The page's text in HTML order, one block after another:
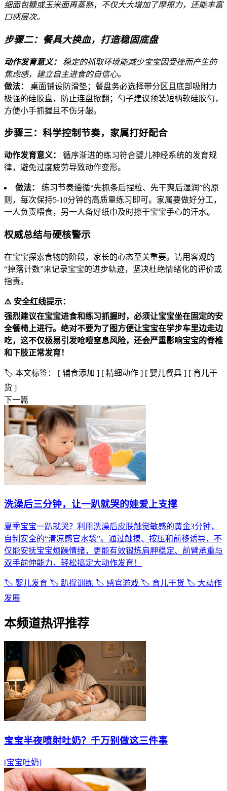
细面包糠或玉米面再蒸熟，不仅大大增加了摩擦力，还能丰富
口感层次。
步骤二：餐具大换血，打造稳固底盘
动作发育意义：
稳定的抓取环境能减少宝宝因受挫而产生的
焦虑感，建立自主进食的自信心。
做法：
桌面铺设防滑垫；餐盘务必选择带分区且底部吸附力
极强的硅胶盘，防止连盘掀翻；勺子建议预装短柄软硅胶勺，
方便小手抓握且不伤牙龈。
步骤三：科学控制节奏，家属打好配合
动作发育意义：
循序渐进的练习符合婴儿神经系统的发育规
律，避免过度疲劳导致动作变形。
做法：
练习节奏遵循“先抓条后捏粒、先干爽后湿润”的原
则，每次保持5-10分钟的高质量练习即可。家属要做好分工，
一人负责喂食，另一人备好纸巾及时擦干宝宝手心的汗水。
权威总结与硬核警示
在宝宝探索食物的阶段，家长的心态至关重要。请用客观的
“掉落计数”来记录宝宝的进步轨迹，坚决杜绝情绪化的评价或
指责。
⚠️ 安全红线提示：
强烈建议在宝宝进食和练习抓握时，必须让宝宝坐在固定的安
全餐椅上进行。绝对不要为了图方便让宝宝在学步车里边走边
吃，这不仅极易引发呛噎窒息风险，还会严重影响宝宝的脊椎
和下肢正常发育！
🏷️ 本文标签： [ 辅食添加 ] [ 精细动作 ] [ 婴儿餐具 ] [ 育儿干
货 ]
下一篇
洗澡后三分钟，让一趴就哭的娃爱上支撑
夏季宝宝一趴就哭？利用洗澡后皮肤触觉敏感的黄金3分钟，
自制安全的“清凉感官水袋”。通过触摸、按压和前移诱导，不
仅能安抚宝宝烦躁情绪，更能有效锻炼肩胛稳定、前臂承重与
双手前伸能力，轻松搞定大动作发育！
🏷️ 婴儿发育 🏷️ 趴撑训练 🏷️ 感官游戏 🏷️ 育儿干货 🏷️ 大动作
发展
本频道热评推荐
宝宝半夜喷射吐奶？千万别做这三件事
[宝宝吐奶]